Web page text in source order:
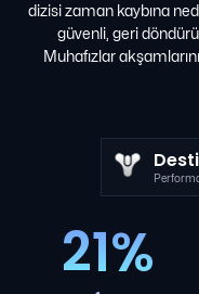
dizisi zaman kaybına
güvenli, geri
Muhafızlar
21%